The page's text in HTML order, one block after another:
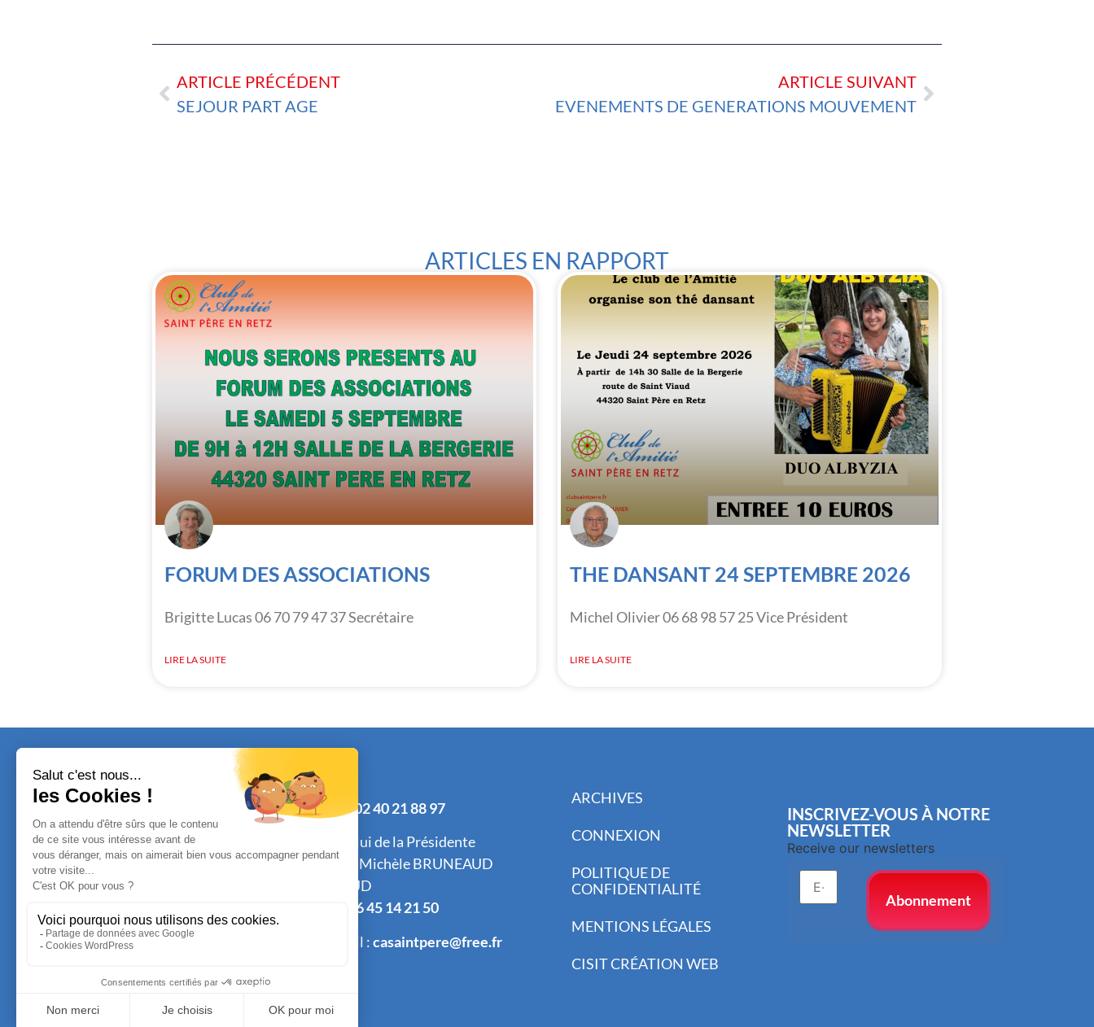
ARTICLE PRÉCÉDENT
SEJOUR PART AGE
ARTICLE SUIVANT
EVENEMENTS DE GENERATIONS MOUVEMENT
ARTICLES EN RAPPORT
FORUM DES ASSOCIATIONS
Brigitte Lucas 06 70 79 47 37 Secrétaire
LIRE LA SUITE
THE DANSANT 24 SEPTEMBRE 2026
Michel Olivier 06 68 98 57 25 Vice Président
LIRE LA SUITE
Espace René Leduc
44320 SAINT PÈRE EN RETZ
Tél. :02 40 21 88 97
ou celui de la Présidente
Mme Michèle BRUNEAUD
GLAUD
06 45 14 21 50
E-mail :casaintpere@free.fr
ARCHIVES
CONNEXION
POLITIQUE DE
CONFIDENTIALITÉ
MENTIONS LÉGALES
CISIT CRÉATION WEB
INSCRIVEZ-VOUS À NOTRE
NEWSLETTER
Receive our newsletters
Abonnement